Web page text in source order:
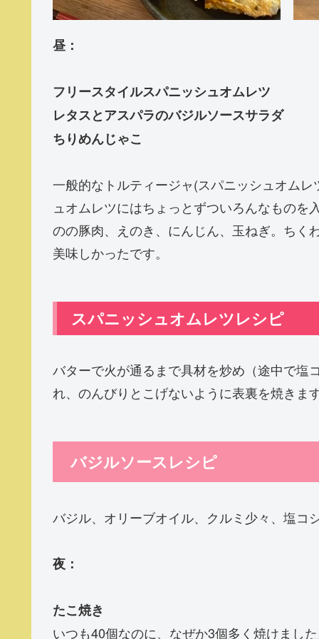
昼：
フリースタイルスパニッシュオムレツ
レタスとアスパラのバジルソースサラダ
ちりめんじゃこ
一般的なトルティージャ(スパニッシュオム
ュオムレツにはちょっとずついろんなもの
のの豚肉、えのき、にんじん、玉ねぎ。ちく
美味しかったです。
スパニッシュオムレツレシピ
バターで火が通るまで具材を炒め（途中で塩
れ、のんびりとこげないように表裏を焼きま
バジルソースレシピ
バジル、オリーブオイル、クルミ少々、塩コ
夜：
たこ焼き
いつも40個なのに、なぜか3個多く焼けまし